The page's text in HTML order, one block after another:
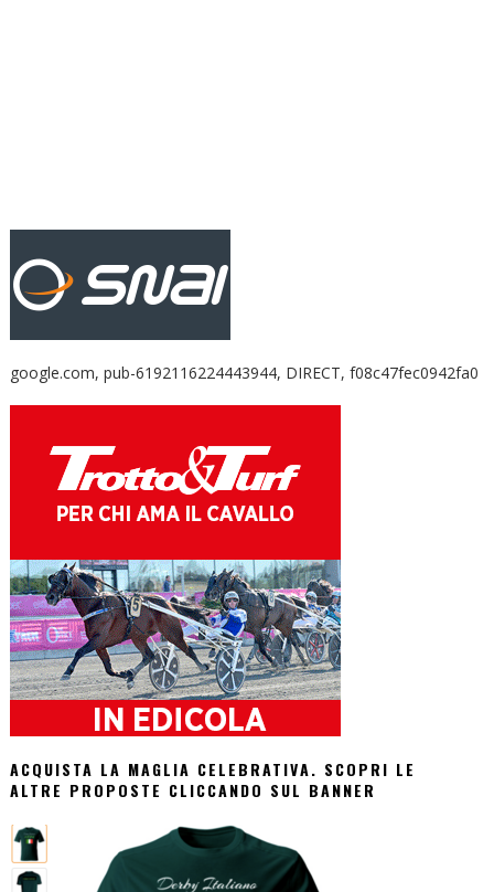
google.com, pub-6192116224443944, DIRECT, f08c47fec0942fa0
ACQUISTA LA MAGLIA CELEBRATIVA. SCOPRI LE
ALTRE PROPOSTE CLICCANDO SUL BANNER